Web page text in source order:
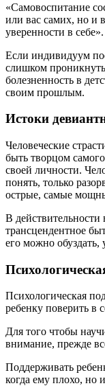
«Самовоспитание
или вас самих, но и
уверенности в себе».
Если индивидуум
слишком
болезненность в
своим прошлым.
Истоки
Человеческие
быть творцом
своей личности.
понять, только
острые, самые
В действительности
трансцендентное
его можно обуздать,
Психологическая
ребенку поверить в
Для того чтобы
внимание, прежде
Поддерживать
когда ему плохо, но